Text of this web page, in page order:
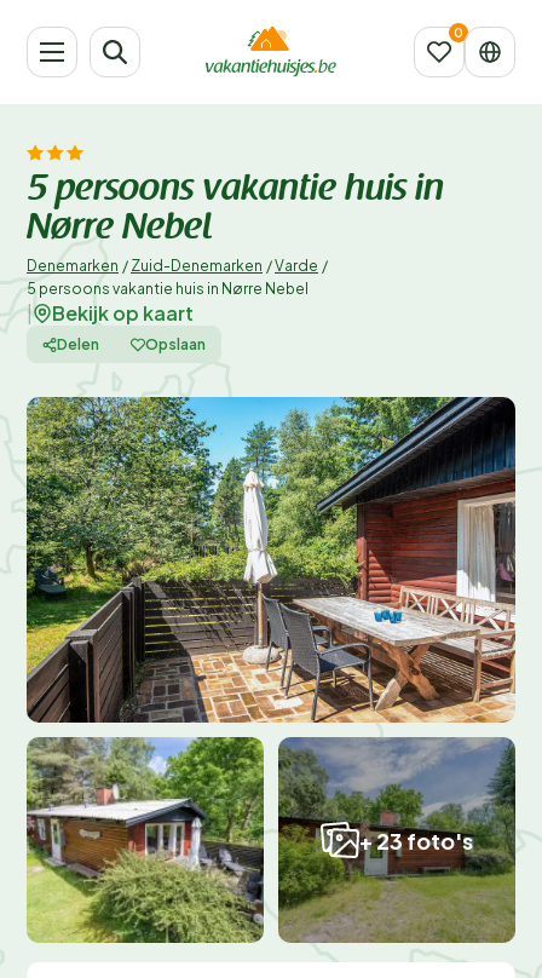
5 persoons vakantie huis in
Nørre Nebel
Denemarken / Zuid-Denemarken /Varde /
5 persoons vakantie huis in Nørre Nebel
Bekijk op kaart
Delen Opslaan
+ 23 foto's